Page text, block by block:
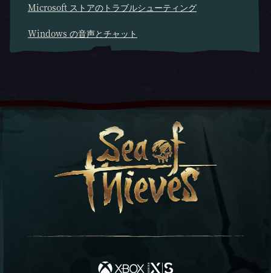
Microsoft ストアのトラブルシューティング
Windows の音声とチャット